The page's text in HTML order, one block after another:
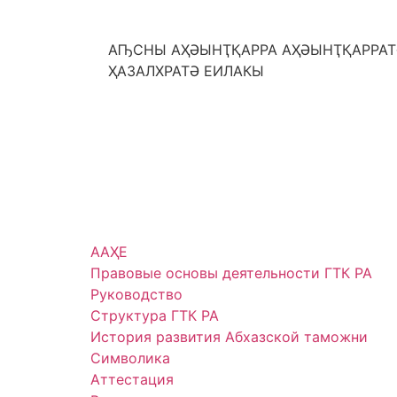
АҦСНЫ АҲӘЫНҬҚАРРА
ҲАЗАЛХРАТӘ ЕИЛАКЫ
ААҲЕ
Правовые основы деятельности ГТК РА
Руководство
Структура ГТК РА
История развития Абхазской таможни
Символика
Аттестация